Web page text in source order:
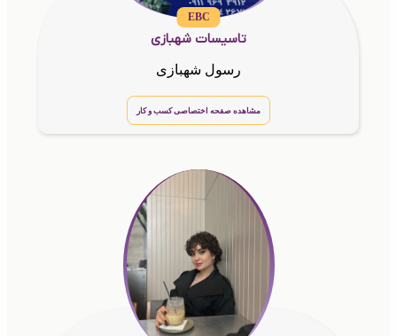
EBC
تاسیسات شهبازی
رسول شهبازی
مشاهده صفحه اختصاصی کسب و کار